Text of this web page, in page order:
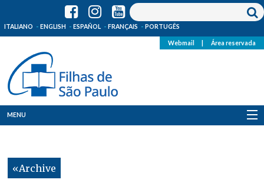
ITALIANO ENGLISH ESPAÑOL FRANÇAIS PORTUGÊS
Webmail Área reservada
MENU
Onde Estamos
Archive